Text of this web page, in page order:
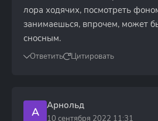
лора ходячих, посмотреть
занимаешься, впрочем, может
сносным.
Ответить Цитировать
А Арнольд
10 сентября 2022 11:31